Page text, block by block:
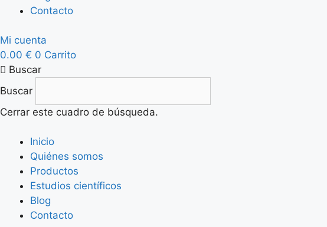
Contacto
Mi cuenta
0.00 € 0 Carrito
Buscar
Buscar
Cerrar este cuadro de búsqueda.
Inicio
Quiénes somos
Productos
Estudios científicos
Blog
Contacto